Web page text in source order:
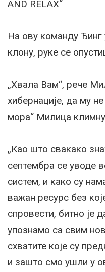
AND RELAX“
На ову команду Ђинг
клону, руке се
„Хвала Вам“, рече
хибернације, да му
мора“ Милица
„Као што свакако
септембра се уводе
систем, и како су
важан ресурс без
спровести, битно је
упознамо са свим
схватите које су
и зашто смо ушли у